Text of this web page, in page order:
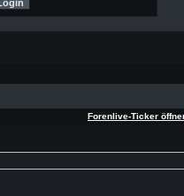
Forenlive-Ticker